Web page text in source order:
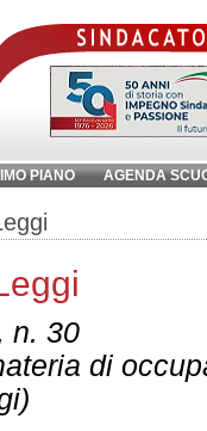
PIANO AGENDA
n. 30
di